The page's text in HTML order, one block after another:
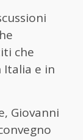
che
e in
Giovanni